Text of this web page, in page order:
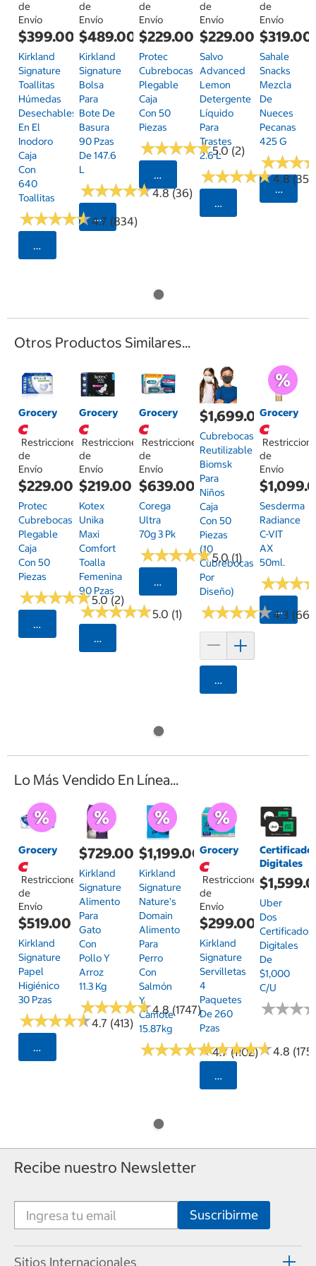
de
Envío
$399.00
Kirkland
Signature
Toallitas
Húmedas
Desechables
En El
Inodoro
Caja
Con
640
Toallitas
★★★★★
★★★★★4.7 (834)
Seleccionar Código Postal
de
Envío
$489.00
Kirkland
Signature
Bolsa
Para
Bote De
Basura
90 Pzas
De 147.6
L
★★★★★
★★★★★4.8 (36)
Seleccionar Código Postal
de
Envío
$229.00
Protec
Cubrebocas
Plegable
Caja
Con 50
Piezas
★★★★★
★★★★★5.0 (2)
Seleccionar Código Postal
de
Envío
$229.00
Salvo
Advanced
Lemon
Detergente
Líquido
Para
Trastes
2.6 L
★★★★★
★★★★★4.8 (35)
Seleccionar
de
Envío
$319.00
Sahale
Snacks
Mezcla
De
Nueces
Pecanas
425 G
★★★
★★★
Otros Productos Similares...
Grocery
Restricciones
de
Envío
$229.00
Protec
Cubrebocas
Plegable
Caja
Con 50
Piezas
★★★★★
★★★★★5.0 (2)
Seleccionar Código Postal
Grocery
Restricciones
de
Envío
$219.00
Kotex
Unika
Maxi
Comfort
Toalla
Femenina
90 Pzas
★★★★★
★★★★★5.0 (1)
Seleccionar Código Postal
Grocery
Restricciones
de
Envío
$639.00
Corega
Ultra
70g 3 Pk
★★★★★
★★★★★5.0 (1)
Seleccionar Código Postal
$1,699.00
Cubrebocas
Reutilizable
Biomsk
Para
Niños
Caja
Con 50
Piezas
(10
Cubrebocas
Por
Diseño)
★★★★★
★★★★★4.3 (66)
Agregar
Grocery
de
Envío
Sesderma
Radiance
C-VIT
AX
50ml.
★★★
★★★
Lo Más Vendido En Línea...
Grocery
Restricciones
de
Envío
$519.00
Kirkland
Signature
Papel
Higiénico
30 Pzas
★★★★★
★★★★★4.7 (413)
Seleccionar Código Postal
$729.00
Kirkland
Signature
Alimento
Para
Gato
Con
Pollo Y
Arroz
11.3 Kg
★★★★★
★★★★★4.8 (1747)
$1,199.00
Kirkland
Signature
Nature's
Domain
Alimento
Para
Perro
Con
Salmón
Y
Camote
15.87kg
★★★★★
★★★★★4.7 (1102)
Grocery
Restricciones
de
Envío
$299.00
Kirkland
Signature
Servilletas
4
Paquetes
De 260
Pzas
★★★★★
★★★★★4.8 (175)
Seleccionar
Digitales
Uber
Dos
Certificados
Digitales
De
$1,000
C/u
★★★
★★★
Recibe nuestro Newsletter
Sitios Internacionales